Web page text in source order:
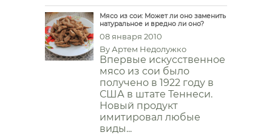
Мясо из сои: Может ли оно заменить
натуральное и вредно ли оно?
08 января 2010
By Артем Недолужко
Впервые искусственное
мясо из сои было
получено в 1922 году в
США в штате Теннеси.
Новый продукт
имитировал любые
виды...